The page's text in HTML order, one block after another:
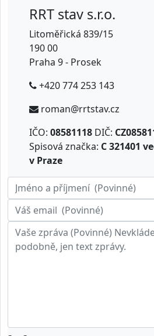
RRT stav s.r.o.
Litoměřická 839/15
190 00
Praha 9 - Prosek
+420 774 253 143
roman@rrtstav.cz
IČO:08581118 DIČ:
Spisová značka: C 321401
v Praze